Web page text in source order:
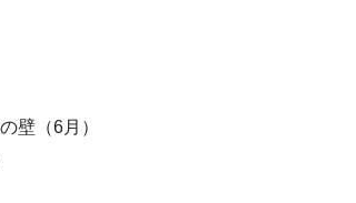
壁（6月）